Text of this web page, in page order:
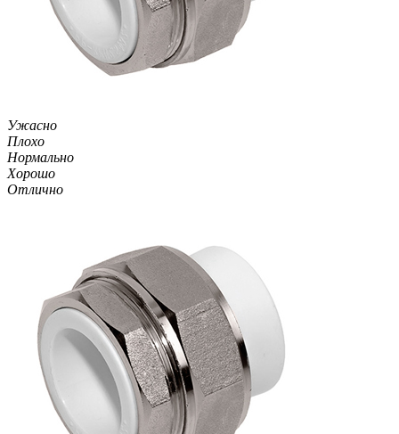
Ужасно
Плохо
Нормально
Хорошо
Отлично